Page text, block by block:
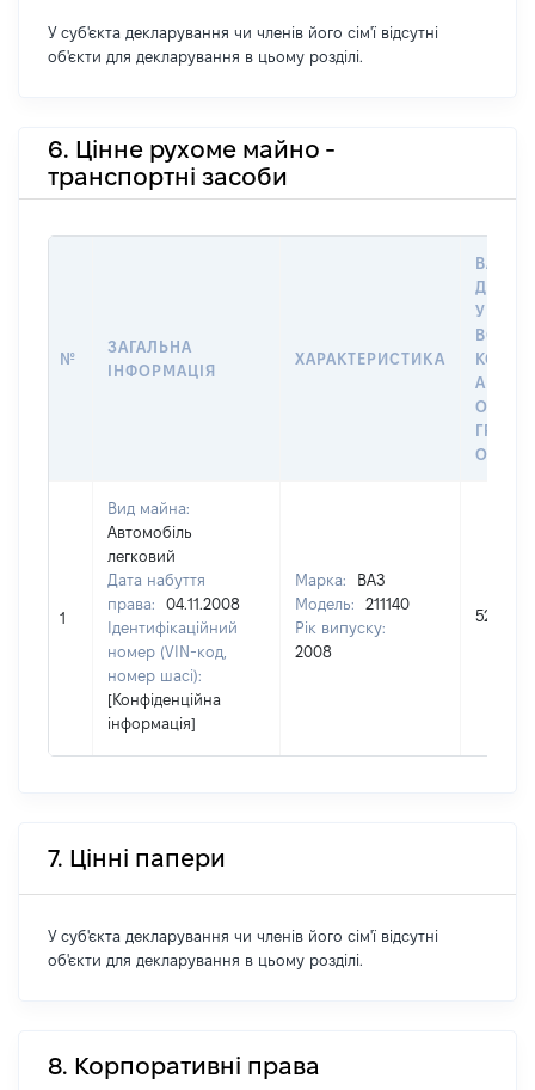
У суб'єкта декларування чи членів його сім'ї відсутні
об'єкти для декларування в цьому розділі.
6. Цінне рухоме майно -
транспортні засоби
№
ЗАГАЛЬНА
ІНФОРМАЦІЯ
ХАРАКТЕРИСТИКА
ДАТУ
У
АБО
1
Вид майна:
Автомобіль
легковий
Дата набуття
права:
04.11.2008
Ідентифікаційний
номер (VIN-код,
номер шасі):
[Конфіденційна
інформація]
Марка:
ВАЗ
Модель:
211140
Рік випуску:
2008
52100
7. Цінні папери
У суб'єкта декларування чи членів його сім'ї відсутні
об'єкти для декларування в цьому розділі.
8. Корпоративні права